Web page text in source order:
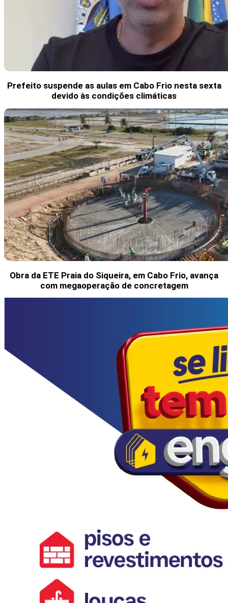
Prefeito suspende as aulas em Cabo Frio nesta sexta
devido às condições climáticas
Obra da ETE Praia do Siqueira, em Cabo Frio, avança
com megaoperação de concretagem